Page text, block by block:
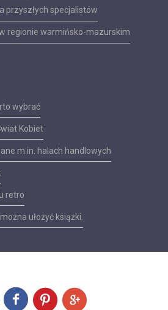
przyszłych specjalistów
regionie warmińsko-mazurskim
wybrać
Kobiet
m.in. halach handlowych
retro
ułożyć książki.